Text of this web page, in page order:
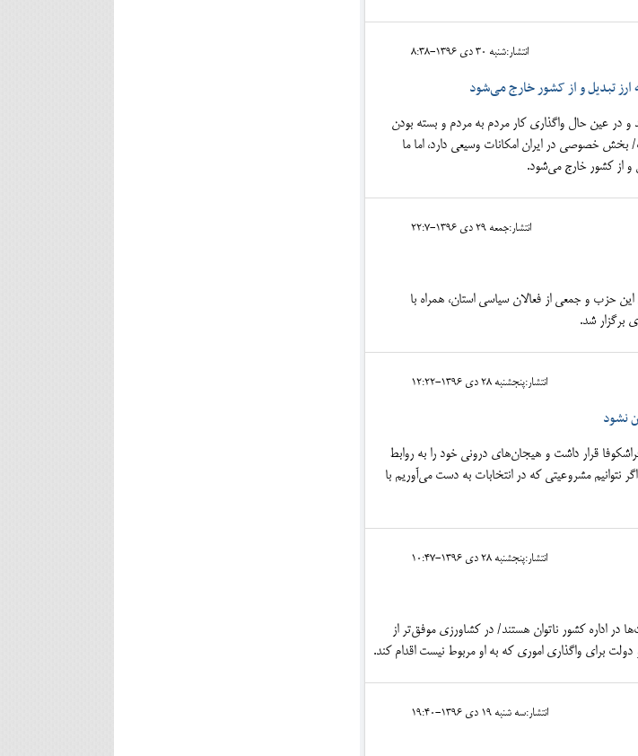
انتشار:شنبه 30 دی 1396-8:38
تبدیل و از کشور خارج می‌شود
عین حال واگذاری کار مردم به مردم و بسته بودن
بخش خصوصی در ایران امکانات وسیعی دارد، اما ما
و از کشور خارج می‌شود.
انتشار:جمعه 29 دی 1396-22:7
حزب و جمعی از فعالان سیاسی استان، همراه با
برگزار شد.
انتشار:پنجشنبه 28 دی 1396-12:22
نشود
قرار داشت و هیجان‌های درونی خود را به روابط
نتوانیم مشروعیتی که در انتخابات به دست می‌آوریم با
انتشار:پنجشنبه 28 دی 1396-10:47
اداره کشور ناتوان هستند/ در کشاورزی موفق‌تر از
انتشار:سه شنبه 19 دی 1396-19:40